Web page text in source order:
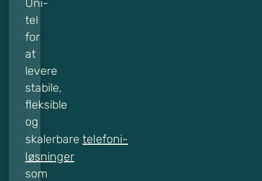
Uni-
tel
for
at
levere
stabile,
fleksible
og
skalerbare telefoni-
løsninger
som